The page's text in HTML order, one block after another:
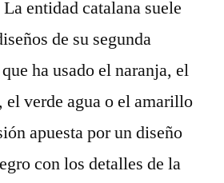
entidad catalana suele
de su segunda
ha usado el naranja, el
el verde agua o el amarillo
apuesta por un diseño
con los detalles de la